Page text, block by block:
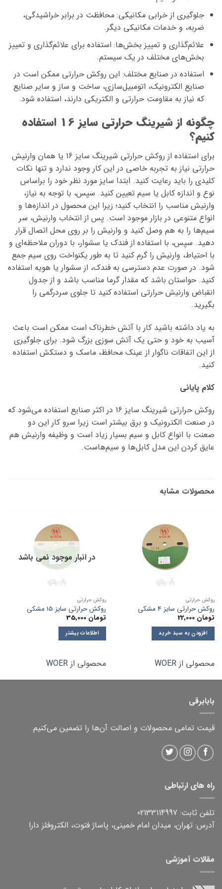
جلوگیری از خرابی مکانیکی: محافظت در برابر خراشیدگی،
ضربه، و خدمات مکانیکی دیگر.
علائم‌گذاری و تمییز بخش‌ها: استفاده برای علائم‌گذاری و تمییز
بخش‌های مختلف در یک سیستم.
استفاده در صنایع مختلف: این روکش حرارتی ممکن است در
صنایع الکترونیک، اتومبیل‌سازی، ساخت و ساز و سایر صنایع
که نیاز به مقاومت حرارتی و الکتریکی دارند، استفاده شود.
چگونه از شیرینگ حرارتی سایز 16 استفاده
کنیم؟
برای استفاده از روکش حرارتی شیرینگ سایز 16 یا همان وارنیش
حرارتی نیاز به تجربه خاصی در این کار وجود ندارد و تنها نکات
کلیدی را باید رعایت کنید. ابتدا سایز مورد نظر خود را براساس
نوع و اندازه کابل یا سیم تعیین کنید. سپس، با توجه به نیاز،
وارنیش مناسب را انتخاب کنید؛ زیرا این محصول در اندازه‌ها و
انواع متنوعی در بازار موجود است. پس از انتخاب وارنیش، سر
سیم‌ها را به هم وصل کنید و وارنیش را بر روی محل اتصال قرار
دهید. سپس، با استفاده از فندک یا سشوار، با دوران ملاحظه‌ای و
با احتیاط، وارنیش را گرم کنید تا به طور یکنواخت روی سیم جمع
شود. در صورت عدم دسترسی به فندک، از سشوار یا هویه استفاده
کنید. حواستان باشد که مقدار گرما مناسب باشد و از جدول
انقباض وارنیش حرارتی استفاده کنید تا جلوی سردرگمی را
بگیرید.
به یاد داشته باشید کار با آتش خطرناک است ممکن است باعث
آسیب به خود و حتی یک آتش سوزی بزرگ شود. برای جلوگیری
از این اتفاقات ناگوار از عینک محافظ، ماسک و دستکش استفاده
کنید.
کلام پایانی
روکش حرارتی شیرینگ سایز 16 در اکثر صنایع استفاده می‌شود که
در صنعت الکترونیک و برق بیشتر است زیرا سرو کار این دو
صعنت با انواع کابل و سیم بسیار زیاد است و وظیفه وارنیش هم
عایق کردن این مدل کابل‌ها و سیم‌هاست.
محصولات مشابه
روکش حرارتی
روکش حرارتی سایز 4 مشکی
تومان
افزودن به سبد خرید
محصولی از WOER
در انبار موجود نمی باشد
روکش حرارتی
روکش حرارتی سایز 15 مشکی
تومان
اطلاعات بیشتر
محصولی از WOER
بابابرقی
قیمت تمامی محصولات و اصالت آن‌ها را تضمین می‌کنیم.
راه های ارتباطی
تلفن ثابت: 02133114997
آدرس: تهران، میدان امام خمینی، پاساژ فتوت، الکتروفلز دارا
مقالات آموزشی